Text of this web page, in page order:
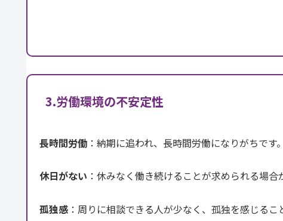
3.労働環境の不安定性
長時間労働 ：納期に追われ、長時間労働になりがちです。
休日がない ：休みなく働き続けることが求められる場合
孤独感 ：周りに相談できる人が少なく、孤独を感じるこ